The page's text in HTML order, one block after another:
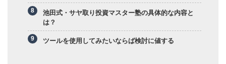
池田式・サヤ取り投資マスター塾の具体的な内容と
は？
ツールを使用してみたいならば検討に値する